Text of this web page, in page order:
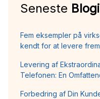
Seneste
Fem eksempler på
kendt for at levere
Levering af
Telefonen: En
Forbedring af Din